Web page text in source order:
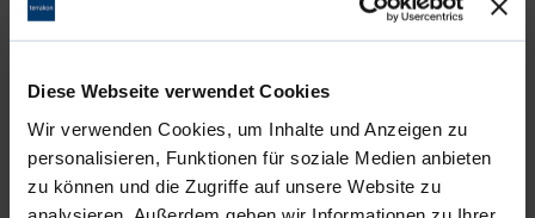
Diese Webseite verwendet Cookies
Wir verwenden Cookies, um Inhalte und Anzeigen zu
personalisieren, Funktionen für soziale Medien anbieten
zu können und die Zugriffe auf unsere Website zu
UNSERE PARTNER &
AUSZEICHNUNGEN